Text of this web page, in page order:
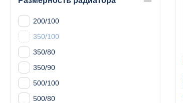
200/100
350/100
350/80
350/90
500/100
500/80